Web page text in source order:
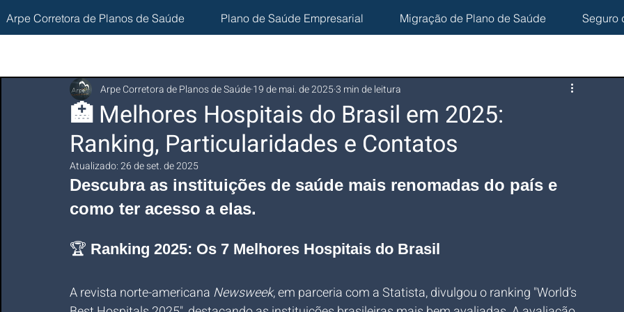
Arpe Corretora de Planos de Saúde Plano de Saúde Empresarial Migração de Plano de Saúde Seguro
🏥 Melhores Hospitais do Brasil em 2025:
Ranking, Particularidades e Contatos
Arpe Corretora de Planos de Saúde19 de mai. de 20253 min de leitura
Atualizado:26 de set. de 2025
Descubra as instituições de saúde mais renomadas do país e
como ter acesso a elas.
🏆 Ranking 2025: Os 7 Melhores Hospitais do Brasil
A revista norte-americana Newsweek, em parceria com a Statista, divulgou o ranking "World’s